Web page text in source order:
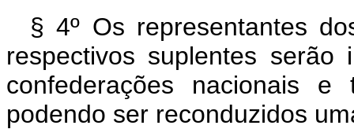
§ 4º Os representantes
respectivos suplentes
confederações nacionais
podendo ser reconduzidos